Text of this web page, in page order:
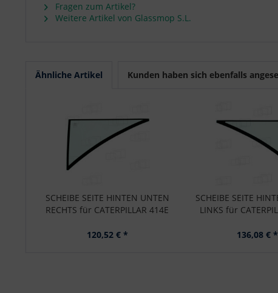
Fragen zum Artikel?
Weitere Artikel von Glassmop S.L.
Ähnliche Artikel Kunden haben sich ebenfalls
SCHEIBE SEITE HINTEN UNTEN
RECHTS für CATERPILLAR 414E
120,52 € *
SCHEIBE SEITE
LINKS für
136,08 € *